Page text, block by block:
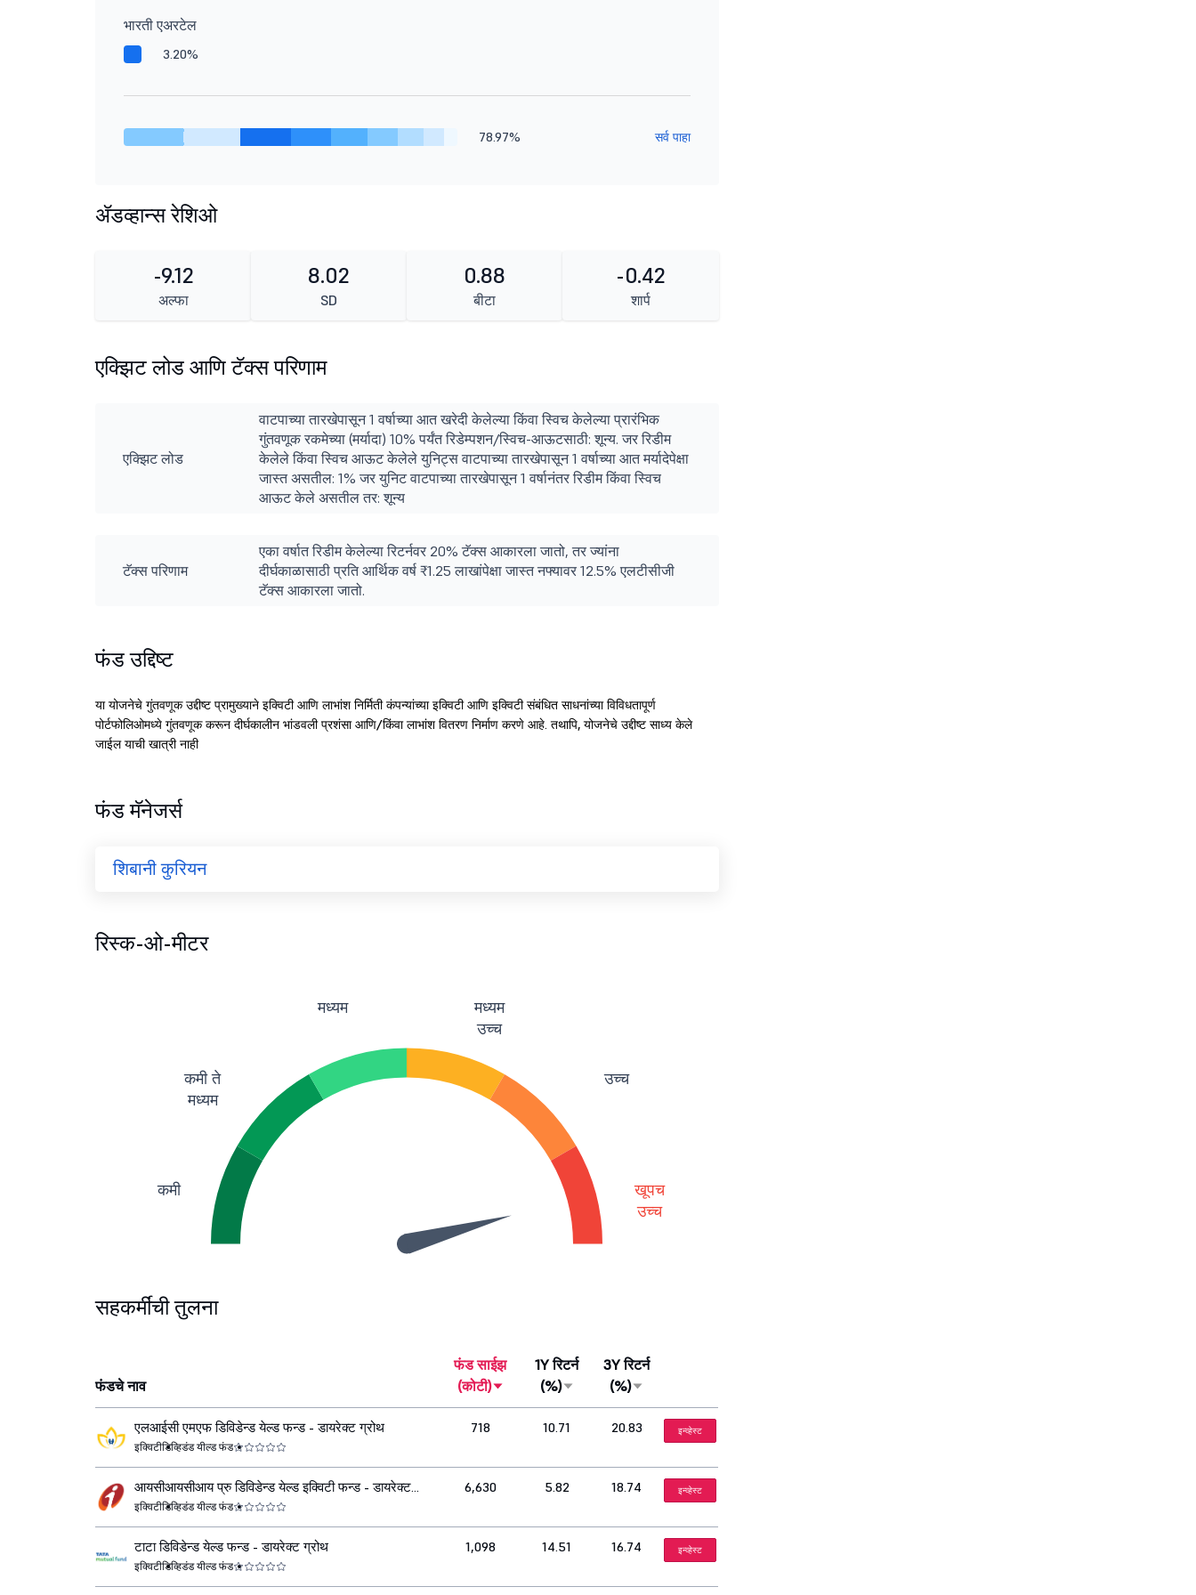
भारती एअरटेल
3.20%
78.97% सर्व पाहा
ॲडव्हान्स रेशिओ
-9.12
अल्फा
8.02
SD
0.88
बीटा
-0.42
शार्प
एक्झिट लोड आणि टॅक्स परिणाम
एक्झिट लोड
वाटपाच्या तारखेपासून 1 वर्षाच्या आत खरेदी केलेल्या किंवा स्विच केलेल्या प्रारंभिक
गुंतवणूक रकमेच्या (मर्यादा) 10% पर्यंत रिडेम्पशन/स्विच-आऊटसाठी: शून्य. जर रिडीम
केलेले किंवा स्विच आऊट केलेले युनिट्स वाटपाच्या तारखेपासून 1 वर्षाच्या आत मर्यादेपेक्षा
जास्त असतील: 1% जर युनिट वाटपाच्या तारखेपासून 1 वर्षानंतर रिडीम किंवा स्विच
आऊट केले असतील तर: शून्य
टॅक्स परिणाम
एका वर्षात रिडीम केलेल्या रिटर्नवर 20% टॅक्स आकारला जातो, तर ज्यांना
दीर्घकाळासाठी प्रति आर्थिक वर्ष ₹1.25 लाखांपेक्षा जास्त नफ्यावर 12.5% एलटीसीजी
टॅक्स आकारला जातो.
फंड उद्दिष्ट
या योजनेचे गुंतवणूक उद्दीष्ट प्रामुख्याने इक्विटी आणि लाभांश निर्मिती कंपन्यांच्या इक्विटी आणि इक्विटी संबंधित साधनांच्या विविधतापूर्ण
पोर्टफोलिओमध्ये गुंतवणूक करून दीर्घकालीन भांडवली प्रशंसा आणि/किंवा लाभांश वितरण निर्माण करणे आहे. तथापि, योजनेचे उद्दीष्ट साध्य केले
जाईल याची खात्री नाही
फंड मॅनेजर्स
शिबानी कुरियन
रिस्क-ओ-मीटर
कमी
कमी ते
मध्यम
मध्यम
मध्यम
उच्च
उच्च
खूपच
उच्च
सहकर्मींची तुलना
फंडचे नाव
फंड साईझ
(कोटी)
1Y रिटर्न
(%)
3Y रिटर्न
(%)
एलआईसी एमएफ डिविडेन्ड येल्ड फन्ड - डायरेक्ट ग्रोथ
इक्विटीडिव्हिडंड यील्ड फंड
718 10.71 20.83 इन्व्हेस्ट
आयसीआयसीआय प्रु डिविडेन्ड येल्ड इक्विटी फन्ड - डायरेक्ट
ग्रोथ
इक्विटीडिव्हिडंड यील्ड फंड
6,630 5.82 18.74 इन्व्हेस्ट
टाटा डिविडेन्ड येल्ड फन्ड - डायरेक्ट ग्रोथ
इक्विटीडिव्हिडंड यील्ड फंड
1,098 14.51 16.74 इन्व्हेस्ट